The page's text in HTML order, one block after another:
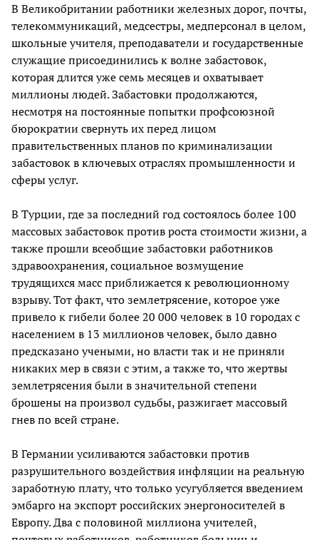
В Великобритании работники железных дорог, почты,
телекоммуникаций, медсестры, медперсонал в целом,
школьные учителя, преподаватели и государственные
служащие присоединились к волне забастовок,
которая длится уже семь месяцев и охватывает
миллионы людей. Забастовки продолжаются,
несмотря на постоянные попытки профсоюзной
бюрократии свернуть их перед лицом
правительственных планов по криминализации
забастовок в ключевых отраслях промышленности и
сферы услуг.
В Турции, где за последний год состоялось более 100
массовых забастовок против роста стоимости жизни, а
также прошли всеобщие забастовки работников
здравоохранения, социальное возмущение
трудящихся масс приближается к революционному
взрыву. Тот факт, что землетрясение, которое уже
привело к гибели более 20 000 человек в 10 городах с
населением в 13 миллионов человек, было давно
предсказано учеными, но власти так и не приняли
никаких мер в связи с этим, а также то, что жертвы
землетрясения были в значительной степени
брошены на произвол судьбы, разжигает массовый
гнев по всей стране.
В Германии усиливаются забастовки против
разрушительного воздействия инфляции на реальную
заработную плату, что только усугубляется введением
эмбарго на экспорт российских энергоносителей в
Европу. Два с половиной миллиона учителей,